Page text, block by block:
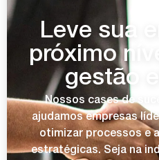
Leve sua
próximo
gestão
Nossos cases de
ajudamos empresas
otimizar processos e
estratégicas. Seja na